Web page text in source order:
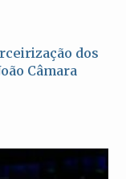
dos
Câmara